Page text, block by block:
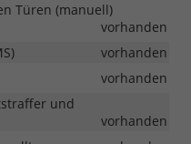
Türen (manuell)
vorhanden
vorhanden
vorhanden
und
vorhanden